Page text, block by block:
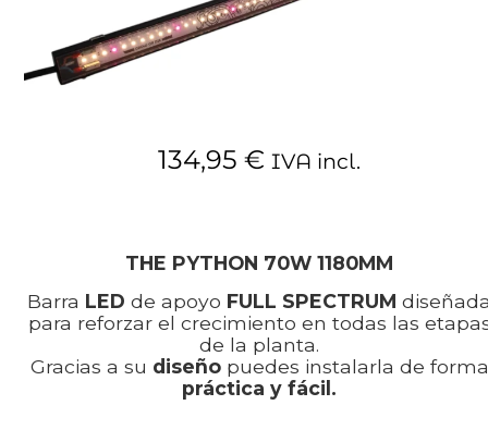
134,95€ IVA incl.
THE PYTHON 70W 1180MM
Barra LED de apoyo FULL SPECTRUM
para reforzar el crecimiento en todas las
de la planta.
Gracias a su diseñopuedes instalarla de forma
práctica y fácil.